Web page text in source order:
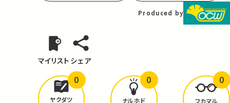
Produced by
マイリスト シェア
どんな学びがありましたか？
ヤクダツ
0
ナルホド
0
フカマル
0